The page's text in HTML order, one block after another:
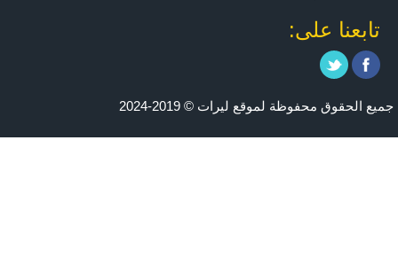
تابعنا على:
جميع الحقوق محفوظة لموقع ليرات © 2019-2024